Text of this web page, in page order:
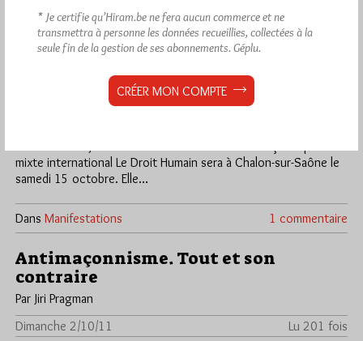
Dans Divers 0 commentaire
Pourquoi et comment être Franc-
Maçon (à Chalon) en 2011?
mixte international Le Droit Humain sera à Chalon-sur-Saône le
samedi 15 octobre. Elle…
Dans Manifestations 1 commentaire
Antimaçonnisme. Tout et son
contraire
Par Jiri Pragman
Dimanche 2/10/11
Lu 201 fois
* Je certifie qu’Hiram.be ne fera aucun commerce et ne
transmettra à personne les données recueillies, collectées à la
seule fin de la gestion de ses abonnements. Géplu.
CRÉER MON COMPTE